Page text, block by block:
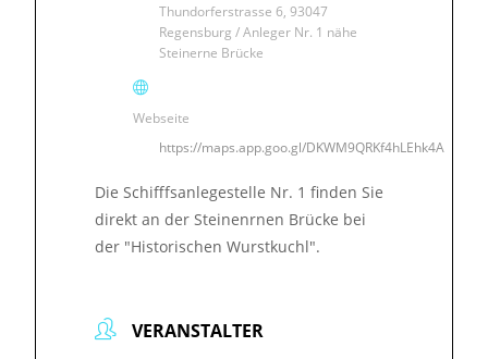
Thundorferstrasse 6, 93047
Regensburg / Anleger Nr. 1 nähe
Steinerne Brücke
Webseite
https://maps.app.goo.gl/DKWM9QRKf4hLEhk4A
Die Schifffsanlegestelle Nr. 1 finden Sie
direkt an der Steinenrnen Brücke bei
der "Historischen Wurstkuchl".
VERANSTALTER